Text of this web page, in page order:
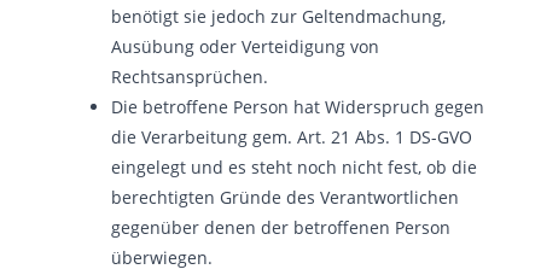
benötigt sie jedoch zur Geltendmachung,
Ausübung oder Verteidigung von
Rechtsansprüchen.
Die betroffene Person hat Widerspruch gegen
die Verarbeitung gem. Art. 21 Abs. 1 DS-GVO
eingelegt und es steht noch nicht fest, ob die
berechtigten Gründe des Verantwortlichen
gegenüber denen der betroffenen Person
überwiegen.